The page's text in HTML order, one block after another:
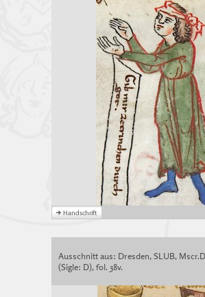
Ausschnitt aus: Dresden, SLUB,
(Sigle: D), fol. 38v.